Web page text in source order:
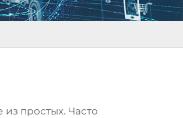
из простых. Часто